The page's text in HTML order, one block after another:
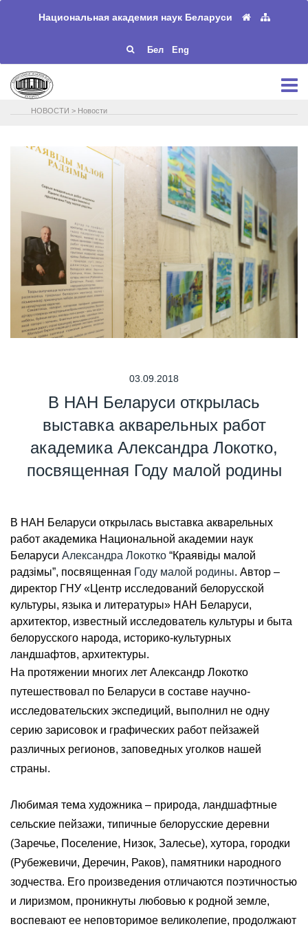
Национальная академия наук Беларуси
Бел Eng
НОВОСТИ > Новости
03.09.2018
В НАН Беларуси открылась
выставка акварельных работ
академика Александра Локотко,
посвященная Году малой родины
В НАН Беларуси открылась выставка акварельных
работ академика Национальной академии наук
Беларуси Александра Локотко “Краявіды малой
радзімы”, посвященная Году малой родины. Автор –
директор ГНУ «Центр исследований белорусской
культуры, языка и литературы» НАН Беларуси,
архитектор, известный исследователь культуры и быта
белорусского народа, историко-культурных
ландшафтов, архитектуры.
На протяжении многих лет Александр Локотко
путешествовал по Беларуси в составе научно-
исследовательских экспедиций, выполнил не одну
серию зарисовок и графических работ пейзажей
различных регионов, заповедных уголков нашей
страны.
Любимая тема художника – природа, ландшафтные
сельские пейзажи, типичные белорусские деревни
(Заречье, Поселение, Низок, Залесье), хутора, городки
(Рубежевичи, Деречин, Раков), памятники народного
зодчества. Его произведения отличаются поэтичностью
и лиризмом, проникнуты любовью к родной земле,
воспевают ее неповторимое великолепие, продолжают